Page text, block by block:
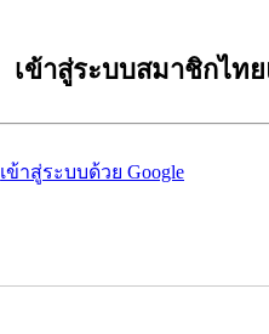
เข้าสู่ระบบสมาชิกไท
เข้าสู่ระบบด้วย Google